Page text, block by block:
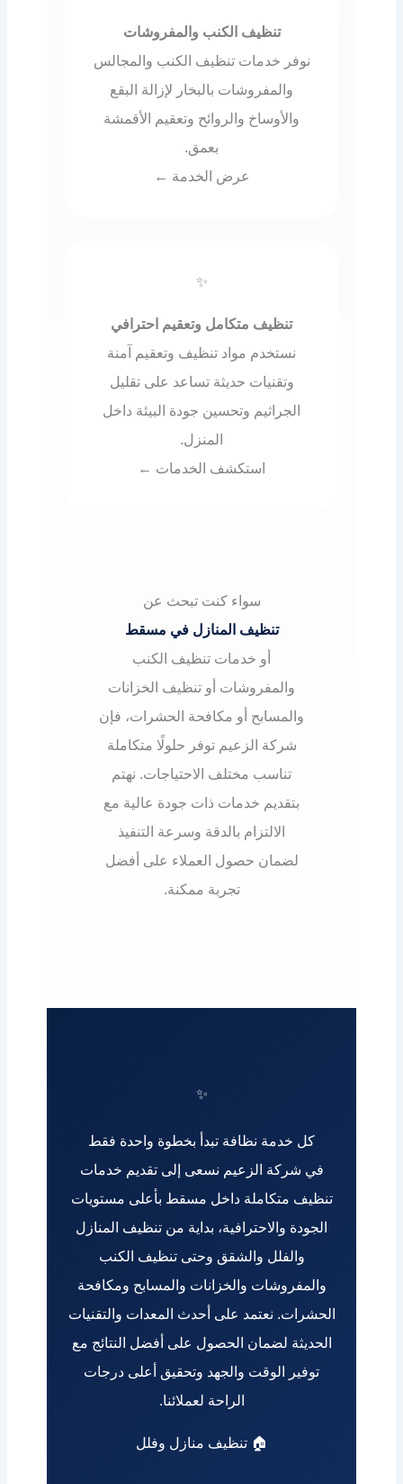
تنظيف الكنب والمفروشات
نوفر خدمات تنظيف الكنب والمجالس
والمفروشات بالبخار لإزالة البقع
والأوساخ والروائح وتعقيم الأقمشة
بعمق.
عرض الخدمة ←
✨
تنظيف متكامل وتعقيم احترافي
نستخدم مواد تنظيف وتعقيم آمنة
وتقنيات حديثة تساعد على تقليل
الجراثيم وتحسين جودة البيئة داخل
المنزل.
استكشف الخدمات ←
سواء كنت تبحث عن
تنظيف المنازل في مسقط
أو خدمات تنظيف الكنب
والمفروشات أو تنظيف الخزانات
والمسابح أو مكافحة الحشرات، فإن
شركة الزعيم توفر حلولًا متكاملة
تناسب مختلف الاحتياجات. نهتم
بتقديم خدمات ذات جودة عالية مع
الالتزام بالدقة وسرعة التنفيذ
لضمان حصول العملاء على أفضل
تجربة ممكنة.
✨
كل خدمة نظافة تبدأ بخطوة واحدة فقط
في شركة الزعيم نسعى إلى تقديم خدمات
تنظيف متكاملة داخل مسقط بأعلى مستويات
الجودة والاحترافية، بداية من تنظيف المنازل
والفلل والشقق وحتى تنظيف الكنب
والمفروشات والخزانات والمسابح ومكافحة
الحشرات. نعتمد على أحدث المعدات والتقنيات
الحديثة لضمان الحصول على أفضل النتائج مع
توفير الوقت والجهد وتحقيق أعلى درجات
الراحة لعملائنا.
🏠 تنظيف منازل وفلل